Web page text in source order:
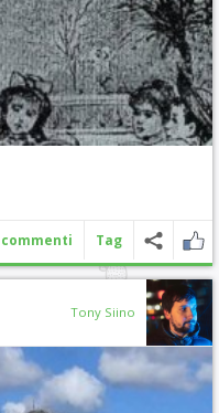
commenti Tag
Tony Siino